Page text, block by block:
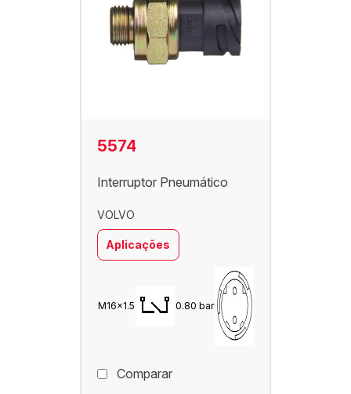
5574
Interruptor Pneumático
VOLVO
Aplicações
M16x1.5 0.80 bar
Comparar